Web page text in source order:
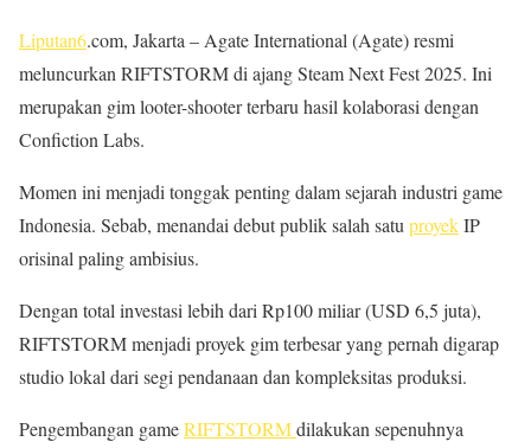
Liputan6.com, Jakarta – Agate International (Agate) resmi
meluncurkan RIFTSTORM di ajang Steam Next Fest 2025. Ini
merupakan gim looter-shooter terbaru hasil kolaborasi dengan
Confiction Labs.
Momen ini menjadi tonggak penting dalam sejarah industri game
Indonesia. Sebab, menandai debut publik salah satu proyekIP
orisinal paling ambisius.
Dengan total investasi lebih dari Rp100 miliar (USD 6,5 juta),
RIFTSTORM menjadi proyek gim terbesar yang pernah digarap
studio lokal dari segi pendanaan dan kompleksitas produksi.
Pengembangan gameRIFTSTORMdilakukan sepenuhnya